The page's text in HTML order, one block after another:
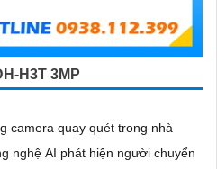
H3T 3MP
camera quay quét trong nhà
nghệ AI phát hiện người chuyển